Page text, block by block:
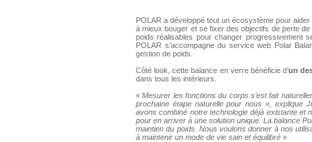
POLAR a développé tout un écosystème pour aider
à mieux bouger et se fixer des objectifs de perte de
poids réalisables pour changer progressivement
POLAR s’accompagne du service web Polar
gestion de poids.
Côté look, cette balance en verre bénéficie d’un
dans tous les intérieurs.
« Mesurer les fonctions du corps s’est fait
prochaine étape naturelle pour nous », explique
avons combiné notre technologie déjà existante
pour en arriver à une solution unique. La balance
maintien du poids. Nous voulons donner à nos
à maintenir un mode de vie sain et équilibré »